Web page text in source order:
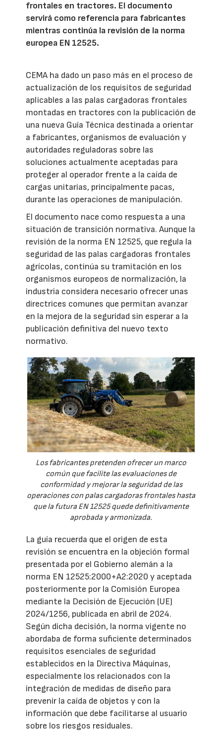
frontales en tractores. El documento
servirá como referencia para fabricantes
mientras continúa la revisión de la norma
europea EN 12525.
CEMA ha dado un paso más en el proceso de
actualización de los requisitos de seguridad
aplicables a las palas cargadoras frontales
montadas en tractores con la publicación de
una nueva Guía Técnica destinada a orientar
a fabricantes, organismos de evaluación y
autoridades reguladoras sobre las
soluciones actualmente aceptadas para
proteger al operador frente a la caída de
cargas unitarias, principalmente pacas,
durante las operaciones de manipulación.
El documento nace como respuesta a una
situación de transición normativa. Aunque la
revisión de la norma EN 12525, que regula la
seguridad de las palas cargadoras frontales
agrícolas, continúa su tramitación en los
organismos europeos de normalización, la
industria considera necesario ofrecer unas
directrices comunes que permitan avanzar
en la mejora de la seguridad sin esperar a la
publicación definitiva del nuevo texto
normativo.
Los fabricantes pretenden ofrecer un marco
común que facilite las evaluaciones de
conformidad y mejorar la seguridad de las
operaciones con palas cargadoras frontales hasta
que la futura EN 12525 quede definitivamente
aprobada y armonizada.
La guía recuerda que el origen de esta
revisión se encuentra en la objeción formal
presentada por el Gobierno alemán a la
norma EN 12525:2000+A2:2020 y aceptada
posteriormente por la Comisión Europea
mediante la Decisión de Ejecución (UE)
2024/1256, publicada en abril de 2024.
Según dicha decisión, la norma vigente no
abordaba de forma suficiente determinados
requisitos esenciales de seguridad
establecidos en la Directiva Máquinas,
especialmente los relacionados con la
integración de medidas de diseño para
prevenir la caída de objetos y con la
información que debe facilitarse al usuario
sobre los riesgos residuales.